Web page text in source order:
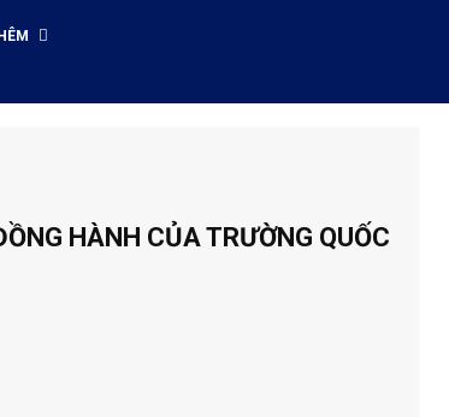
HÀNH CỦA TRƯỜNG QUỐC